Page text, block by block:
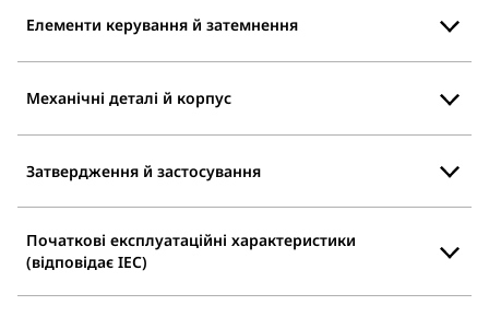
Елементи керування й затемнення
Механічні деталі й корпус
Затвердження й застосування
Початкові експлуатаційні характеристики
(відповідає IEC)